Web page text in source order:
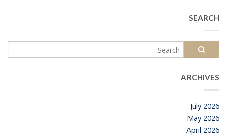
SEARCH
ARCHIVES
July 2026
May 2026
April 2026